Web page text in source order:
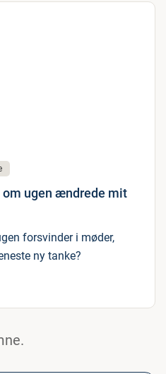
om ugen ændrede mit
forsvinder i møder,
ny tanke?